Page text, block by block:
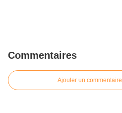
Commentaires
Ajouter un commentaire